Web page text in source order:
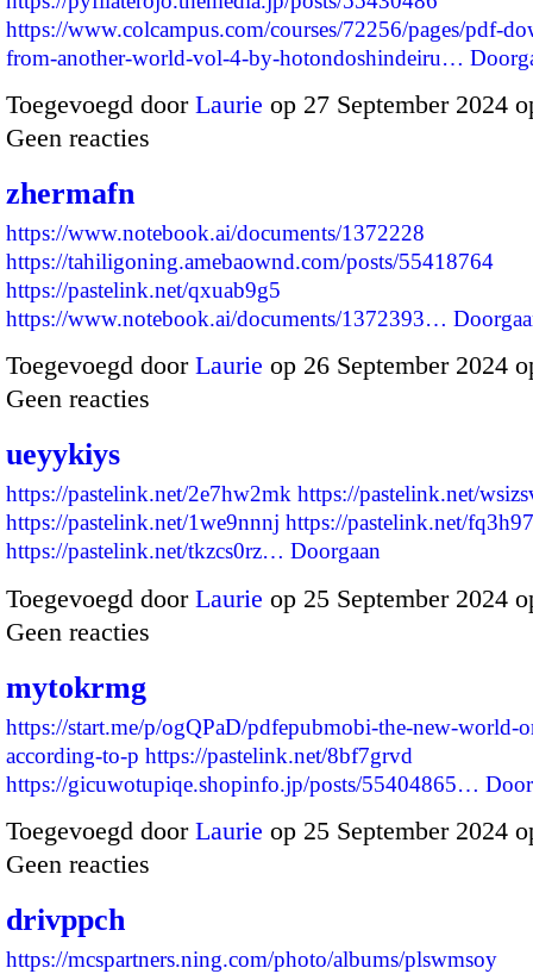
https://www.colcampus.com/courses/72256/pages/pdf-
from-another-world-vol-4-by-hotondoshindeiru…
Toegevoegd door Laurie op 27 September 2024
Geen reacties
zhermafn
https://www.notebook.ai/documents/1372228
https://tahiligoning.amebaownd.com/posts/55418764
https://pastelink.net/qxuab9g5
https://www.notebook.ai/documents/1372393…
Toegevoegd door Laurie op 26 September 2024
Geen reacties
ueyykiys
https://pastelink.net/2e7hw2mk https://pastelink.net/
https://pastelink.net/1we9nnnj https://pastelink.net/
https://pastelink.net/tkzcs0rz… Doorgaan
Toegevoegd door Laurie op 25 September 2024
Geen reacties
mytokrmg
https://start.me/p/ogQPaD/pdfepubmobi-the-new-world-
according-to-p https://pastelink.net/8bf7grvd
https://gicuwotupiqe.shopinfo.jp/posts/55404865…
Toegevoegd door Laurie op 25 September 2024
Geen reacties
drivppch
https://mcspartners.ning.com/photo/albums/plswmsoy